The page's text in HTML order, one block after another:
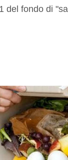
del fondo di